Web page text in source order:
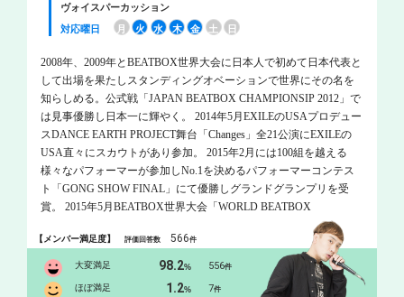
ヴォイスパーカッション
対応曜日
月 火 水 木 金 土 日
2008年、2009年とBEATBOX世界大会に日本人で初めて日本代表と
して出場を果たしスタンディングオベーションで世界にその名を
知らしめる。公式戦「JAPAN BEATBOX CHAMPIONSIP 2012」で
は見事優勝し日本一に輝やく。 2014年5月EXILEのUSAプロデュー
スDANCE EARTH PROJECT舞台「Changes」全21公演にEXILEの
USA直々にスカウトがあり参加。 2015年2月には100組を越える
様々なパフォーマーが参加しNo.1を決めるパフォーマーコンテス
ト「GONG SHOW FINAL」にて優勝しグランドグランプリを受
賞。 2015年5月BEATBOX世界大会「WORLD BEATBOX
CHAMPIONSIP 2015」に日本代表として出場。 現在は様々なアー
ティストやパフォーマーとコラボレーションをしてBEATBOXの可
能性を追求している。 その他、TV、RADIO、メディアにて出演
中。
【メンバー満足度】評価回答数 566件
大変満足 98.2% 556件
ほぼ満足 1.2% 7件